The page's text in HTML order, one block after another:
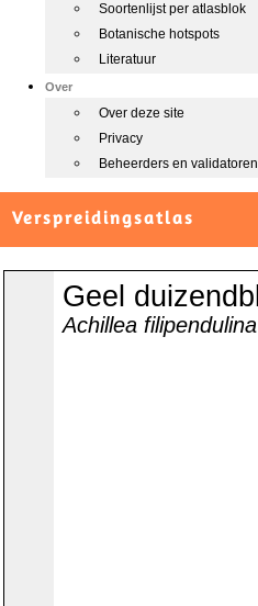
Soortenlijst per atlasblok
Botanische hotspots
Literatuur
Over
Over deze site
Privacy
Beheerders en validatoren
Verspreidingsatlas